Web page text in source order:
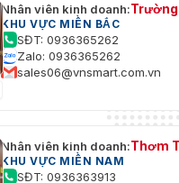
Nhân viên kinh doanh:
KHU VỰC MIỀN BẮC
SĐT: 0936365262
Zalo: 0936365262
sales06@vnsmart.com.vn
Nhân viên kinh doanh:Thơm
KHU VỰC MIỀN NAM
SĐT: 0936363913